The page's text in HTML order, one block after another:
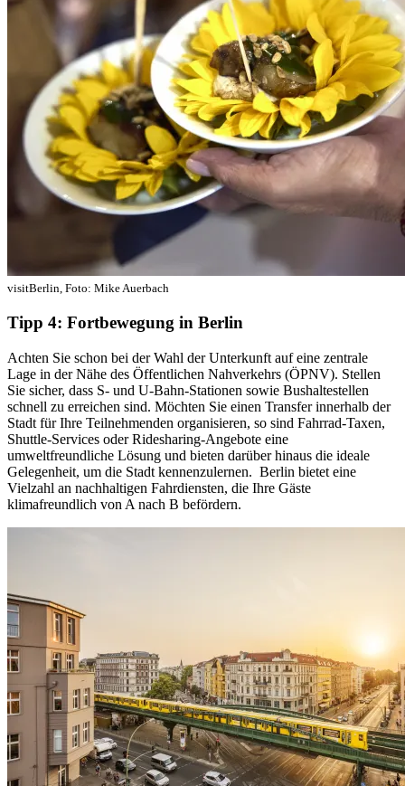
visitBerlin, Foto: Mike Auerbach
Tipp 4: Fortbewegung in Berlin
Achten Sie schon bei der Wahl der Unterkunft auf eine zentrale
Lage in der Nähe des Öffentlichen Nahverkehrs (ÖPNV). Stellen
Sie sicher, dass S- und U-Bahn-Stationen sowie Bushaltestellen
schnell zu erreichen sind. Möchten Sie einen Transfer innerhalb der
Stadt für Ihre Teilnehmenden organisieren, so sind Fahrrad-Taxen,
Shuttle-Services oder Ridesharing-Angebote eine
umweltfreundliche Lösung und bieten darüber hinaus die ideale
Gelegenheit, um die Stadt kennenzulernen. Berlin bietet eine
Vielzahl an nachhaltigen Fahrdiensten, die Ihre Gäste
klimafreundlich von A nach B befördern.